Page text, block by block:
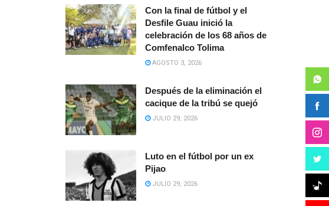
Con la final de fútbol y el
Desfile Guau inició la
celebración de los 68 años de
Comfenalco Tolima
AGOSTO 3, 2026
Después de la eliminación el
cacique de la tribú se quejó
JULIO 29, 2026
Luto en el fútbol por un ex
Pijao
JULIO 29, 2026